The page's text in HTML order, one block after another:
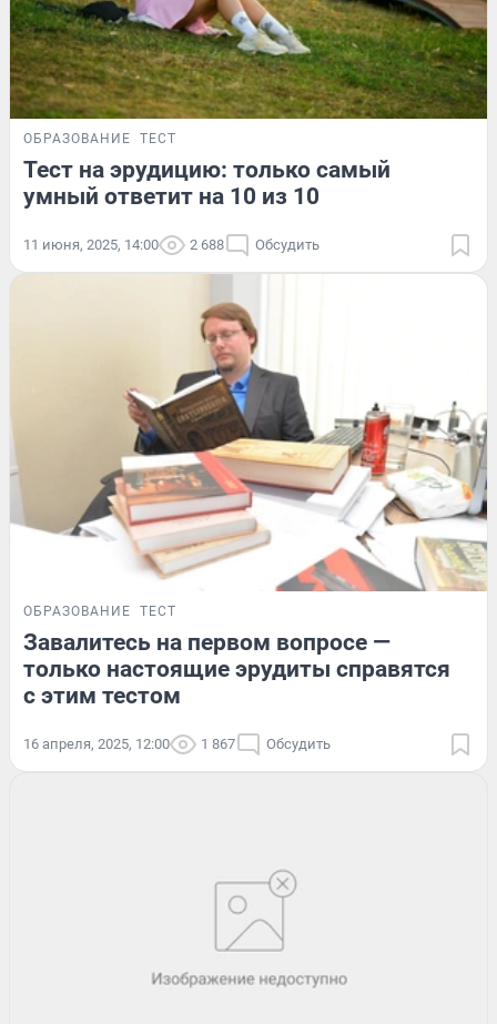
ОБРАЗОВАНИЕ ТЕСТ
Тест на эрудицию: только самый
умный ответит на 10 из 10
11 июня, 2025, 14:00 2 688 Обсудить
ОБРАЗОВАНИЕ ТЕСТ
Завалитесь на первом вопросе —
только настоящие эрудиты справятся
с этим тестом
16 апреля, 2025, 12:00 1 867 Обсудить